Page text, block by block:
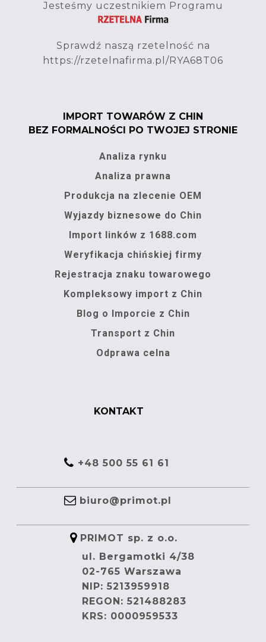
Jesteśmy uczestnikiem Programu
Sprawdź naszą rzetelność na
https://rzetelnafirma.pl/RYA68T06
IMPORT TOWARÓW Z CHIN
BEZ FORMALNOŚCI PO TWOJEJ STRONIE
Analiza rynku
Analiza prawna
Produkcja na zlecenie OEM
Wyjazdy biznesowe do Chin
Import linków z 1688.com
Weryfikacja chińskiej firmy
Rejestracja znaku towarowego
Kompleksowy import z Chin
Blog o Imporcie z Chin
Transport z Chin
Odprawa celna
KONTAKT
+48 500 55 61 61
biuro@primot.pl
PRIMOT sp. z o.o.
ul. Bergamotki 4/38
02-765 Warszawa
NIP: 5213959918
REGON: 521488283
KRS: 0000959533